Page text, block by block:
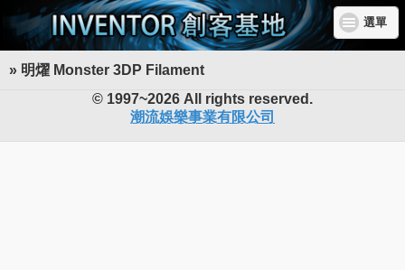
選單
» 明燿 Monster 3DP Filament
© 1997~2026 All rights reserved.
潮流娛樂事業有限公司